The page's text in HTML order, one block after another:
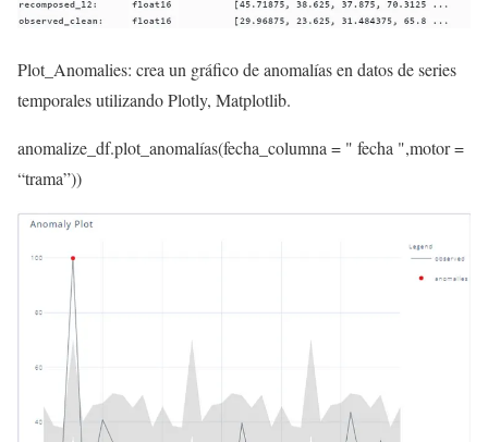
Plot_Anomalies: crea un gráfico de anomalías en datos de series
temporales utilizando Plotly, Matplotlib.
anomalize_df.plot_anomalías(fecha_columna = " fecha ",motor =
“trama”))